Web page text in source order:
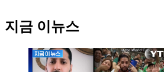
지금 이뉴스